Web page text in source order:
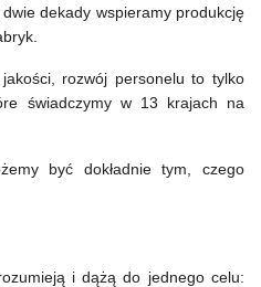
dekady wspieramy produkcję
rozwój personelu to tylko
świadczymy w 13 krajach na
być dokładnie tym, czego
i dążą do jednego celu: